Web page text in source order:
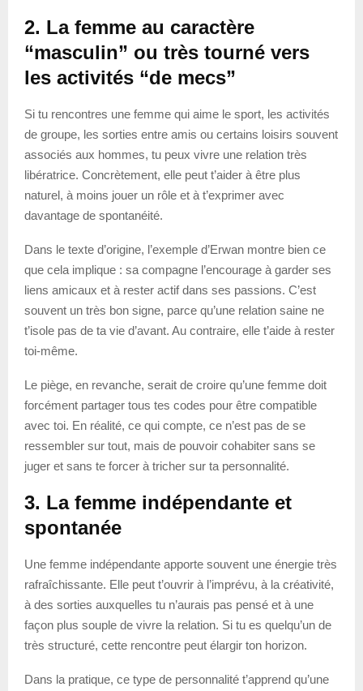
2. La femme au caractère
“masculin” ou très tourné vers
les activités “de mecs”
Si tu rencontres une femme qui aime le sport, les activités
de groupe, les sorties entre amis ou certains loisirs souvent
associés aux hommes, tu peux vivre une relation très
libératrice. Concrètement, elle peut t’aider à être plus
naturel, à moins jouer un rôle et à t’exprimer avec
davantage de spontanéité.
Dans le texte d’origine, l’exemple d’Erwan montre bien ce
que cela implique : sa compagne l’encourage à garder ses
liens amicaux et à rester actif dans ses passions. C’est
souvent un très bon signe, parce qu’une relation saine ne
t’isole pas de ta vie d’avant. Au contraire, elle t’aide à rester
toi-même.
Le piège, en revanche, serait de croire qu’une femme doit
forcément partager tous tes codes pour être compatible
avec toi. En réalité, ce qui compte, ce n’est pas de se
ressembler sur tout, mais de pouvoir cohabiter sans se
juger et sans te forcer à tricher sur ta personnalité.
3. La femme indépendante et
spontanée
Une femme indépendante apporte souvent une énergie très
rafraîchissante. Elle peut t’ouvrir à l’imprévu, à la créativité,
à des sorties auxquelles tu n’aurais pas pensé et à une
façon plus souple de vivre la relation. Si tu es quelqu’un de
très structuré, cette rencontre peut élargir ton horizon.
Dans la pratique, ce type de personnalité t’apprend qu’une